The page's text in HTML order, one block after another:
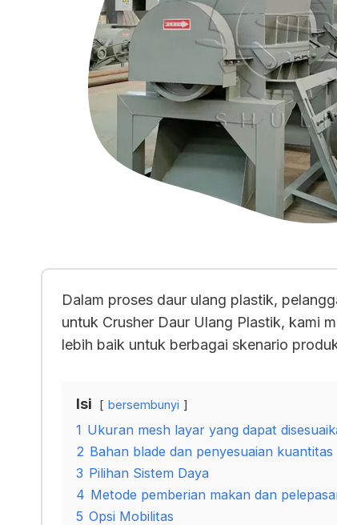
Dalam proses daur ulang plastik,
untuk Crusher Daur Ulang Plastik, kami
lebih baik untuk berbagai skenario
Isi bersembunyi
1 Ukuran mesh layar yang dapat
2 Bahan blade dan penyesuaian kuantitas
3 Pilihan Sistem Daya
4 Metode pemberian makan dan
5 Opsi Mobilitas